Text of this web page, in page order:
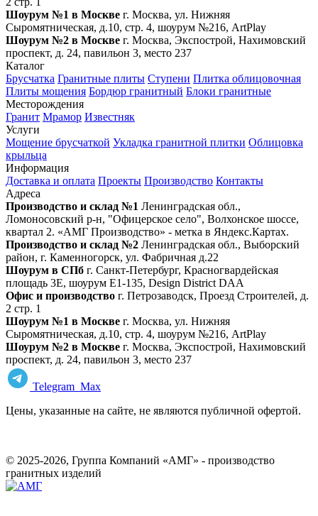
Шоурум №1 в Москве г. Москва, ул. Нижняя
Сыромятническая, д.10, стр. 4, шоурум №216, ArtPlay
Шоурум №2 в Москве г. Москва, Экспострой, Нахимовский
проспект, д. 24, павильон 3, место 237
Каталог
Брусчатка Гранитные плиты Ступени Плитка облицовочная
Плиты мощения Бордюр гранитный Блоки гранитные
Месторождения
Гранит Мрамор Известняк
Услуги
Мощение брусчаткой Укладка гранитной плитки Облицовка
крыльца
Информация
Доставка и оплата Проекты Производство Контакты
Адреса
Производство и склад №1 Ленинградская обл.,
Ломоносовский р-н, "Офицерское село", Волхонское шоссе,
квартал 2. «АМГ Производство» - метка в Яндекс.Картах.
Производство и склад №2 Ленинградская обл., Выборский
район, г. Каменногорск, ул. Фабричная д.22
Шоурум в СПб г. Санкт‑Петербург, Красногвардейская
площадь 3Е, шоурум Е1-135, Design District DAA
Офис и производство г. Петрозаводск, Проезд Строителей, д.
2 стр. 1
Шоурум №1 в Москве г. Москва, ул. Нижняя
Сыромятническая, д.10, стр. 4, шоурум №216, ArtPlay
Шоурум №2 в Москве г. Москва, Экспострой, Нахимовский
проспект, д. 24, павильон 3, место 237
Telegram Max
Цены, указанные на сайте, не являются публичной офертой.
© 2025-2026, Группа Компаний «АМГ» - производство
гранитных изделий